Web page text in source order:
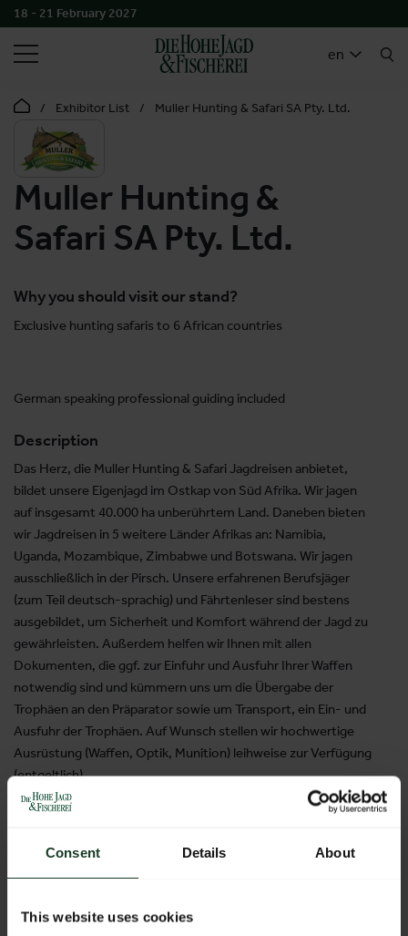
Consent Details About
This website uses cookies
18 - 21 February 2027
en
SEARCH
Exhibitor List Muller Hunting & Safari SA Pty. Ltd.
Muller Hunting &
Safari SA Pty. Ltd.
Why you should visit our stand?
Exclusive hunting safaris to 6 African countries
German speaking professional guiding included
Description
Das Herz, die Muller Hunting & Safari Jagdreisen anbietet,
bildet unsere Eigenjagd im Ostkap von Süd Afrika. Wir jagen
auf insgesamt 40.000 ha unberührtem Land. Daneben bieten
wir Jagdreisen in 5 weitere Länder Afrikas an: Namibia,
Uganda, Mozambique, Zimbabwe und Botswana. Wir jagen
ausschließlich in der Pirsch. Unsere erfahrenen Berufsjäger
(zum Teil deutsch-sprachig) und Fährtenleser sind bestens
ausgebildet, um Sicherheit und Komfort während der Jagd zu
gewährleisten. Außerdem helfen wir Ihnen mit allen
Dokumenten, die ggf. zur Einfuhr und Ausfuhr Ihrer Waffen
notwendig sind und kümmern uns um die Übergabe der
Trophäen an den Präparator sowie um Transport, ein Ein- und
Ausfuhr der Trophäen. Auf Wunsch stellen wir hochwertige
Ausrüstung (Waffen, Optik, Munition) leihweise zur Verfügung
(entgeltlich).
Exklusive Jagdreisen
Documents